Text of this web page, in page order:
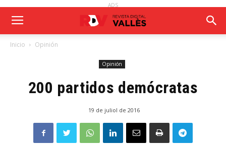
ADS
Inicio Opinión
Opinión
200 partidos demócratas
19 de juliol de 2016